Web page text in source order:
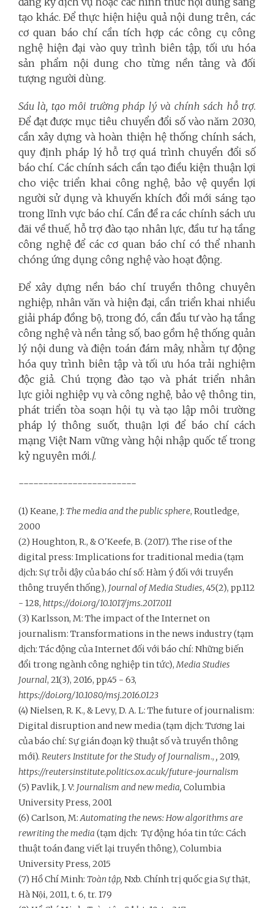
tạo khác. Để thực hiện hiệu quả nội dung trên, các
cơ quan báo chí cần tích hợp các công cụ công
nghệ hiện đại vào quy trình biên tập, tối ưu hóa
sản phẩm nội dung cho từng nền tảng và đối
tượng người dùng.
Sáu là, tạo môi trường pháp lý và chính sách hỗ trợ.
Để đạt được mục tiêu chuyển đổi số vào năm 2030,
cần xây dựng và hoàn thiện hệ thống chính sách,
quy định pháp lý hỗ trợ quá trình chuyển đổi số
báo chí. Các chính sách cần tạo điều kiện thuận lợi
cho việc triển khai công nghệ, bảo vệ quyền lợi
người sử dụng và khuyến khích đổi mới sáng tạo
trong lĩnh vực báo chí. Cần đề ra các chính sách ưu
đãi về thuế, hỗ trợ đào tạo nhân lực, đầu tư hạ tầng
công nghệ để các cơ quan báo chí có thể nhanh
chóng ứng dụng công nghệ vào hoạt động.
Để xây dựng nền báo chí truyền thông chuyên
nghiệp, nhân văn và hiện đại, cần triển khai nhiều
giải pháp đồng bộ, trong đó, cần đầu tư vào hạ tầng
công nghệ và nền tảng số, bao gồm hệ thống quản
lý nội dung và điện toán đám mây, nhằm tự động
hóa quy trình biên tập và tối ưu hóa trải nghiệm
độc giả. Chú trọng đào tạo và phát triển nhân
lực giỏi nghiệp vụ và công nghệ, bảo vệ thông tin,
phát triển tòa soạn hội tụ và tạo lập môi trường
pháp lý thông suốt, thuận lợi để báo chí cách
mạng Việt Nam vững vàng hội nhập quốc tế trong
kỷ nguyên mới./.
------------------------
(1) Keane, J: The media and the public sphere, Routledge,
2000
(2) Houghton, R., & O'Keefe, B. (2017). The rise of the
digital press: Implications for traditional media (tạm
dịch: Sự trỗi dậy của báo chí số: Hàm ý đối với truyền
thông truyền thống), Journal of Media Studies, 45(2), pp.112
- 128, https://doi.org/10.1017/jms.2017.011
(3) Karlsson, M: The impact of the Internet on
journalism: Transformations in the news industry (tạm
dịch: Tác động của Internet đối với báo chí: Những biến
đổi trong ngành công nghiệp tin tức), Media Studies
Journal, 21(3), 2016, pp.45 - 63,
https://doi.org/10.1080/msj.2016.0123
(4) Nielsen, R. K., & Levy, D. A. L: The future of journalism:
Digital disruption and new media (tạm dịch: Tương lai
của báo chí: Sự gián đoạn kỹ thuật số và truyền thông
mới). Reuters Institute for the Study of Journalism., , 2019,
https://reutersinstitute.politics.ox.ac.uk/future-journalism
(5) Pavlik, J. V: Journalism and new media, Columbia
University Press, 2001
(6) Carlson, M: Automating the news: How algorithms are
rewriting the media (tạm dịch: Tự động hóa tin tức: Cách
thuật toán đang viết lại truyền thông), Columbia
University Press, 2015
(7) Hồ Chí Minh: Toàn tập, Nxb. Chính trị quốc gia Sự thật,
Hà Nội, 2011, t. 6, tr. 179